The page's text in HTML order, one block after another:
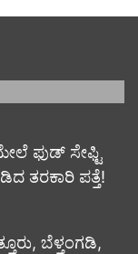
ಫುಡ್ ಸೇಫ್ಟಿ
ತರಕಾರಿ ಪತ್ತೆ!
ಬೆಳ್ತಂಗಡಿ,